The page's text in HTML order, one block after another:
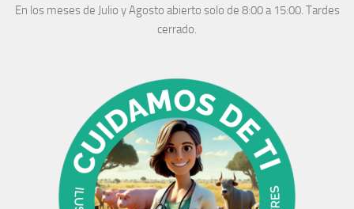
En los meses de Julio y Agosto abierto solo de 8:00 a 15:00. Tardes
cerrado.